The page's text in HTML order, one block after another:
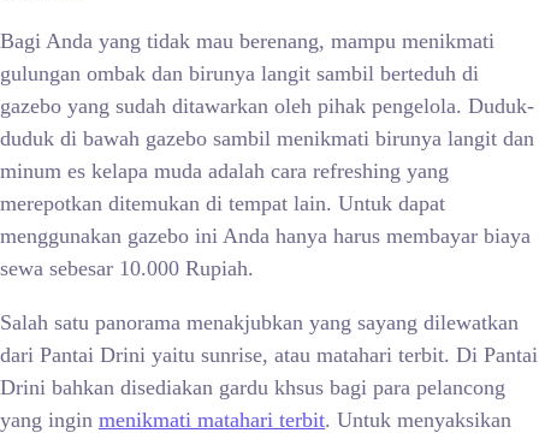
Bagi Anda yang tidak mau berenang, mampu menikmati
gulungan ombak dan birunya langit sambil berteduh di
gazebo yang sudah ditawarkan oleh pihak pengelola. Duduk-
duduk di bawah gazebo sambil menikmati birunya langit dan
minum es kelapa muda adalah cara refreshing yang
merepotkan ditemukan di tempat lain. Untuk dapat
menggunakan gazebo ini Anda hanya harus membayar biaya
sewa sebesar 10.000 Rupiah.
Salah satu panorama menakjubkan yang sayang dilewatkan
dari Pantai Drini yaitu sunrise, atau matahari terbit. Di Pantai
Drini bahkan disediakan gardu khsus bagi para pelancong
yang ingin menikmati matahari terbit. Untuk menyaksikan